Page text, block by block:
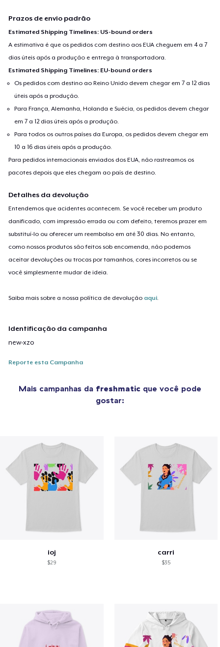
Prazos de envio padrão
Estimated Shipping Timelines: US-bound orders
A estimativa é que os pedidos com destino aos EUA cheguem em 4 a 7
dias úteis após a produção e entrega à transportadora.
Estimated Shipping Timelines: EU-bound orders
Os pedidos com destino ao Reino Unido devem chegar em 7 a 12 dias
úteis após a produção.
Para França, Alemanha, Holanda e Suécia, os pedidos devem chegar
em 7 a 12 dias úteis após a produção.
Para todos os outros países da Europa, os pedidos devem chegar em
10 a 16 dias úteis após a produção.
Para pedidos internacionais enviados dos EUA, não rastreamos os
pacotes depois que eles chegam ao país de destino.
Detalhes da devolução
Entendemos que acidentes acontecem. Se você receber um produto
danificado, com impressão errada ou com defeito, teremos prazer em
substituí-lo ou oferecer um reembolso em até 30 dias. No entanto,
como nossos produtos são feitos sob encomenda, não podemos
aceitar devoluções ou trocas por tamanhos, cores incorretos ou se
você simplesmente mudar de ideia.
Saiba mais sobre a nossa política de devolução aqui
Identificação da campanha
new-xzo
Reporte esta Campanha
Mais campanhas da freshmatic que você pode
gostar:
ioj
$29
carri
$35